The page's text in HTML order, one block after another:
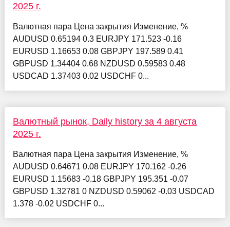
2025 г.
Валютная пара Цена закрытия Изменение, %
AUDUSD 0.65194 0.3 EURJPY 171.523 -0.16
EURUSD 1.16653 0.08 GBPJPY 197.589 0.41
GBPUSD 1.34404 0.68 NZDUSD 0.59583 0.48
USDCAD 1.37403 0.02 USDCHF 0...
Валютный рынок, Daily history за 4 августа
2025 г.
Валютная пара Цена закрытия Изменение, %
AUDUSD 0.64671 0.08 EURJPY 170.162 -0.26
EURUSD 1.15683 -0.18 GBPJPY 195.351 -0.07
GBPUSD 1.32781 0 NZDUSD 0.59062 -0.03 USDCAD
1.378 -0.02 USDCHF 0...